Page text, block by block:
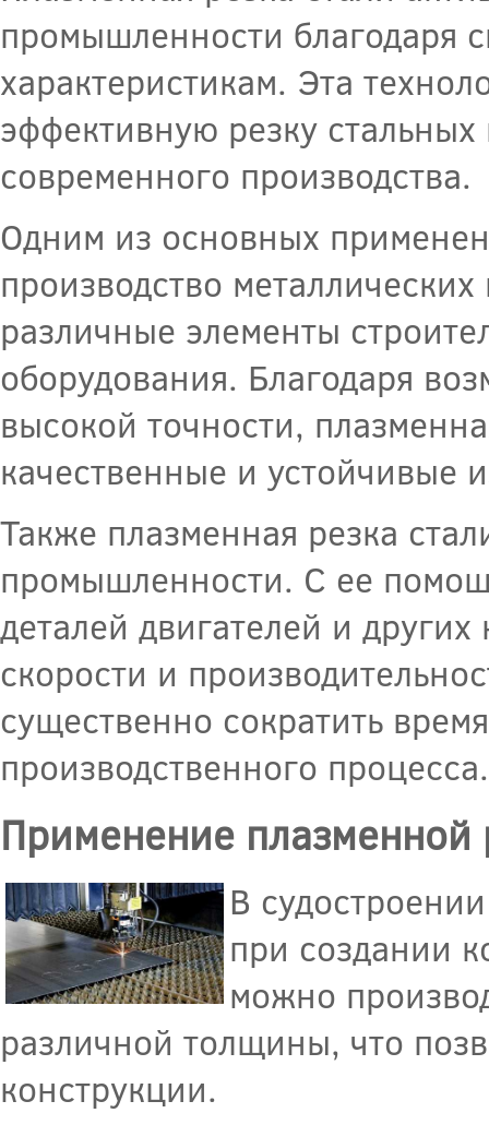
промышленности благодаря
характеристикам. Эта
эффективную резку
современного производства.
Одним из основных
производство
различные элементы
оборудования. Благодаря
высокой точности,
качественные и устойчивые
Также плазменная резка
промышленности. С ее
деталей двигателей и
скорости и
существенно сократить
производственного процесса.
Применение плазменной
В
при создании
можно
различной толщины, что
конструкции.